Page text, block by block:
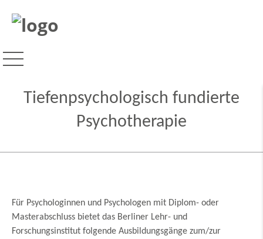
Tiefenpsychologisch fundierte
Psychotherapie
Für Psychologinnen und Psychologen mit Diplom- oder
Masterabschluss bietet das Berliner Lehr- und
Forschungsinstitut folgende Ausbildungsgänge zum/zur